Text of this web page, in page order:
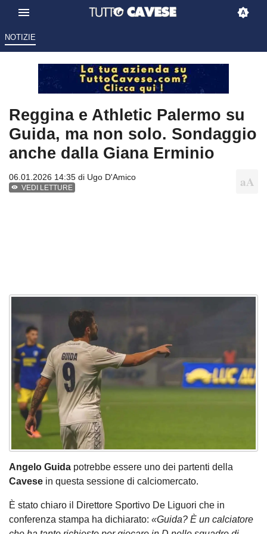
NOTIZIE
Reggina e Athletic Palermo su
Guida, ma non solo. Sondaggio
anche dalla Giana Erminio
06.01.2026 14:35 di Ugo D'Amico
VEDI LETTURE
Angelo Guida potrebbe essere uno dei partenti della
Cavese in questa sessione di calciomercato.
È stato chiaro il Direttore Sportivo De Liguori che in
conferenza stampa ha dichiarato: «Guida? È un calciatore